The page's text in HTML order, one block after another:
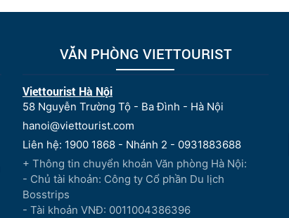
VĂN PHÒNG VIETTOURIST
Viettourist Hà Nội
58 Nguyễn Trường Tộ - Ba Đình - Hà Nội
hanoi@viettourist.com
Liên hệ: 1900 1868 - Nhánh 2 - 0931883688
+ Thông tin chuyển khoản Văn phòng Hà Nội:
- Chủ tài khoản: Công ty Cổ phần Du lịch
Bosstrips
- Tài khoản VNĐ: 0011004386396